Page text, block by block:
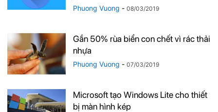
Phuong Vuong - 08/03/2019
Gần 50% rùa biển con chết vì rác thải
nhựa
Phuong Vuong - 07/03/2019
Microsoft tạo Windows Lite cho thiết
bị màn hình kép